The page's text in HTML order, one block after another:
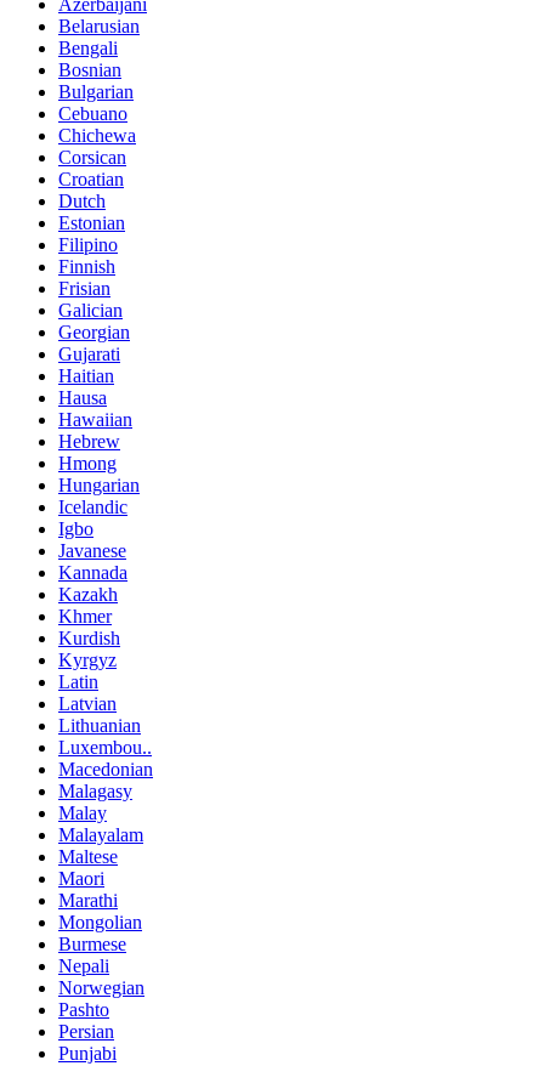
Azerbaijani
Belarusian
Bengali
Bosnian
Bulgarian
Cebuano
Chichewa
Corsican
Croatian
Dutch
Estonian
Filipino
Finnish
Frisian
Galician
Georgian
Gujarati
Haitian
Hausa
Hawaiian
Hebrew
Hmong
Hungarian
Icelandic
Igbo
Javanese
Kannada
Kazakh
Khmer
Kurdish
Kyrgyz
Latin
Latvian
Lithuanian
Luxembou..
Macedonian
Malagasy
Malay
Malayalam
Maltese
Maori
Marathi
Mongolian
Burmese
Nepali
Norwegian
Pashto
Persian
Punjabi